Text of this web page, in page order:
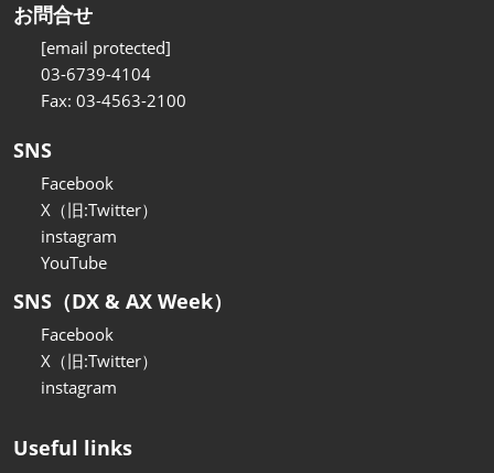
お問合せ
[email protected]
03-6739-4104
Fax: 03-4563-2100
SNS
Facebook
X（旧:Twitter）
instagram
YouTube
SNS（DX & AX Week）
Facebook
X（旧:Twitter）
instagram
Useful links